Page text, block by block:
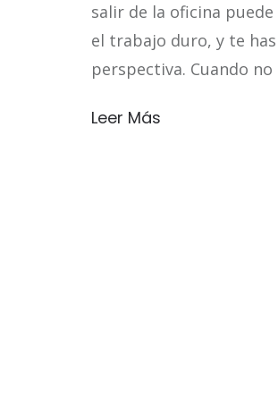
salir de la oficina
el trabajo duro, y te
perspectiva. Cuando
Leer Más